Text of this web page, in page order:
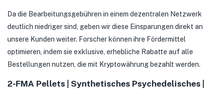
Da die Bearbeitungsgebühren in einem dezentralen Netzwerk
deutlich niedriger sind, geben wir diese Einsparungen direkt an
unsere Kunden weiter. Forscher können ihre Fördermittel
optimieren, indem sie exklusive, erhebliche Rabatte auf alle
Bestellungen nutzen, die mit Kryptowährung bezahlt werden.
2‑FMA Pellets | Synthetisches Psychedelisches |